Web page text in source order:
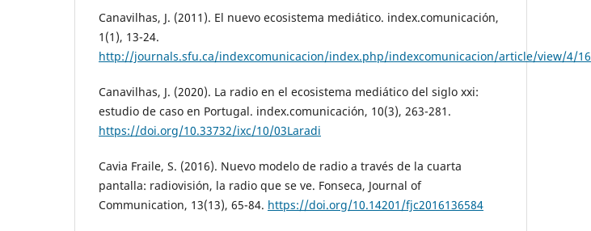
Canavilhas, J. (2011). El nuevo ecosistema mediático. index.comunicación,
1(1), 13-24.
http://journals.sfu.ca/indexcomunicacion/index.php/indexcomunicacion/article/view/4/16
Canavilhas, J. (2020). La radio en el ecosistema mediático del siglo xxi:
estudio de caso en Portugal. index.comunicación, 10(3), 263-281.
https://doi.org/10.33732/ixc/10/03Laradi
Cavia Fraile, S. (2016). Nuevo modelo de radio a través de la cuarta
pantalla: radiovisión, la radio que se ve. Fonseca, Journal of
Communication, 13(13), 65-84. https://doi.org/10.14201/fjc2016136584